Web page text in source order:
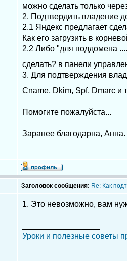
можно сделать только
2. Подтвердить владение
2.1 Яндекс предлагает
Как его загрузить в
2.2 Либо "для поддомена
сделать? в панели
3. Для подтверждения
Cname, Dkim, Spf, Dmarc и
Помогите пожалуйста...
Заранее благодарна, Анна.
Заголовок сообщения: Re: Как
1. Это невозможно, вам
Уроки и полезные советы